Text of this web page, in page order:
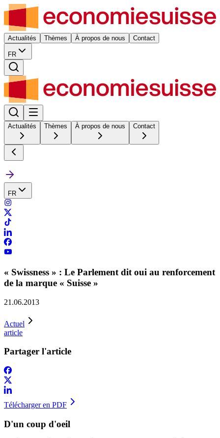
Actualités Thèmes À propos de nous Contact
FR
Actualités Thèmes À propos de nous Contact
FR
« Swissness » : Le Parlement dit oui au renforcement
de la marque « Suisse »
21.06.2013
Actuel
article
Partager l'article
Télécharger en PDF
D'un coup d'oeil